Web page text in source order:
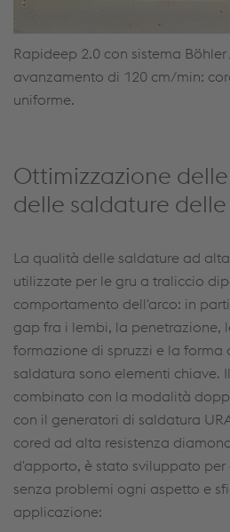
Rapideep 2.0 con sistema
avanzamento di 120 cm/min:
uniforme.
Ottimizzazione
delle saldature
La qualità delle saldature ad
utilizzate per le gru a traliccio
comportamento dell'arco: in
gap fra i lembi, la penetrazione,
formazione di spruzzi e la forma
saldatura sono elementi chiave.
combinato con la modalità
con il generatori di saldatura
cored ad alta resistenza
d'apporto, è stato sviluppato per
senza problemi ogni aspetto e
applicazione: